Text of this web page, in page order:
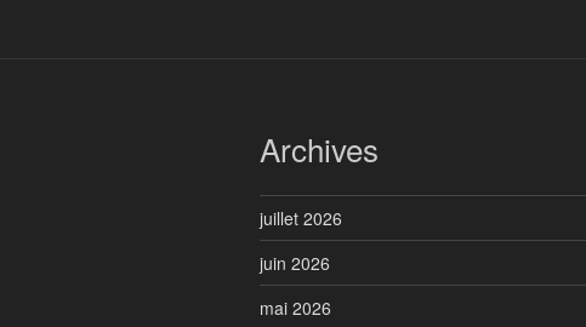
Archives
juillet 2026
juin 2026
mai 2026